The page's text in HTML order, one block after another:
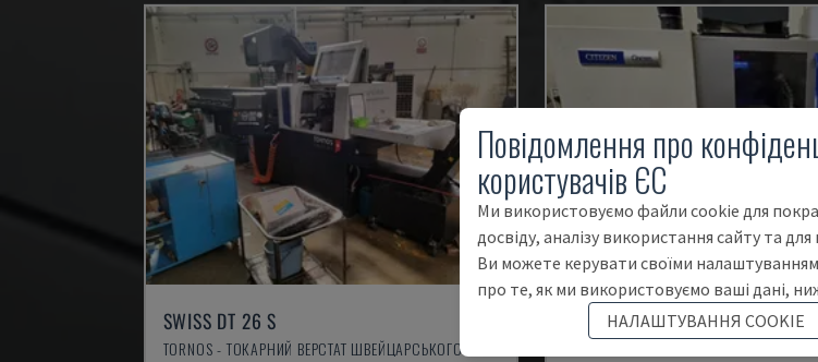
SWISS DT 26 S
TORNOS - ТОКАРНИЙ ВЕРСТАТ ШВЕЙЦАРСЬКОГО ТИПУ
Повідомлення про
користувачів ЄС
Ми використовуємо файли cookie для
досвіду, аналізу використання сайту та
Ви можете керувати своїми
про те, як ми використовуємо ваші дані,
НАЛАШТУВАННЯ COOKIE